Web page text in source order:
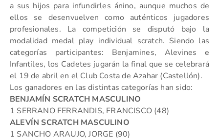
a sus hijos para infundirles ánino, aunque muchos de
ellos se desenvuelven como auténticos jugadores
profesionales. La competición se disputó bajo la
modalidad medal play individual scratch. Siendo las
categorías participantes: Benjamines, Alevines e
Infantiles, los Cadetes jugarán la final que se celebrará
el 19 de abril en el Club Costa de Azahar (Castellón).
Los ganadores en las distintas categorías han sido:
BENJAMÍN SCRATCH MASCULINO
1 SERRANO FERRANDIS, FRANCISCO (48)
ALEVÍN SCRATCH MASCULINO
1 SANCHO ARAUJO, JORGE (90)